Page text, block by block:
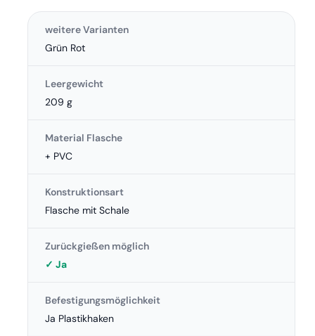
weitere Varianten
Grün Rot
Leergewicht
209 g
Material Flasche
+ PVC
Konstruktionsart
Flasche mit Schale
Zurückgießen möglich
✓ Ja
Befestigungsmöglichkeit
Ja Plastikhaken